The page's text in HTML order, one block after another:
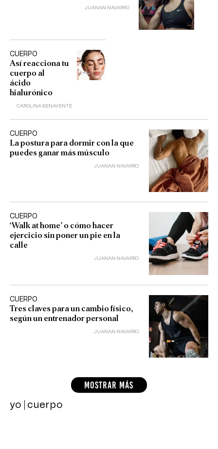
JUANAN NAVARRO
CUERPO
Así reacciona tu
cuerpo al
ácido
hialurónico
CAROLINA BENAVENTE
CUERPO
La postura para dormir con la que
puedes ganar más músculo
JUANAN NAVARRO
CUERPO
‘Walk at home’ o cómo hacer
ejercicio sin poner un pie en la
calle
JUANAN NAVARRO
CUERPO
Tres claves para un cambio físico,
según un entrenador personal
JUANAN NAVARRO
MOSTRAR MÁS
yo cuerpo